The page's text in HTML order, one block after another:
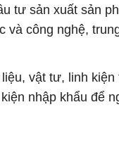
tư sản xuất sản
và công nghệ,
vật tư, linh
nhập khẩu để